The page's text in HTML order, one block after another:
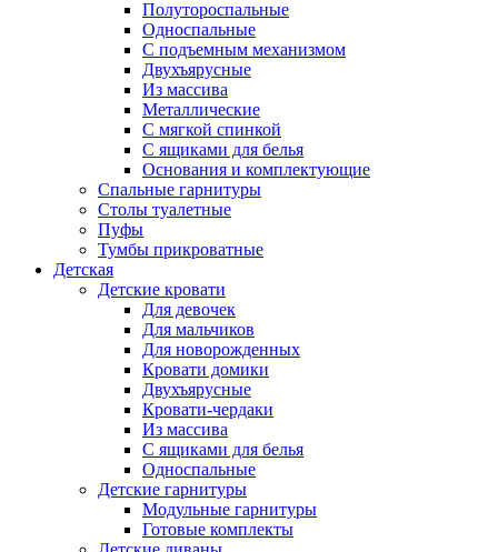
Полутороспальные
Односпальные
С подъемным механизмом
Двухъярусные
Из массива
Металлические
С мягкой спинкой
С ящиками для белья
Основания и комплектующие
Спальные гарнитуры
Столы туалетные
Пуфы
Тумбы прикроватные
Детская
Детские кровати
Для девочек
Для мальчиков
Для новорожденных
Кровати домики
Двухъярусные
Кровати-чердаки
Из массива
С ящиками для белья
Односпальные
Детские гарнитуры
Модульные гарнитуры
Готовые комплекты